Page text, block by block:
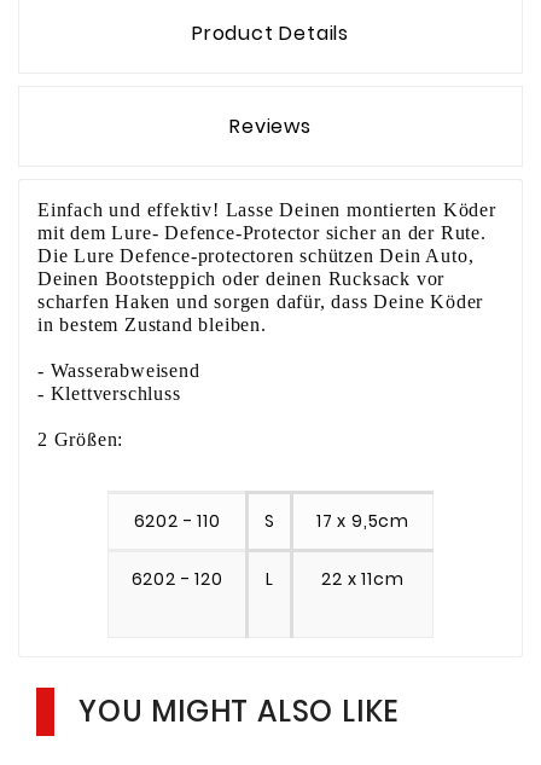
Product Details
Reviews
Einfach und effektiv! Lasse Deinen montierten Köder
mit dem Lure- Defence-Protector sicher an der Rute.
Die Lure Defence-protectoren schützen Dein Auto,
Deinen Bootsteppich oder deinen Rucksack vor
scharfen Haken und sorgen dafür, dass Deine Köder
in bestem Zustand bleiben.
- Wasserabweisend
- Klettverschluss
2 Größen:
6202 - 110 S 17 x 9,5cm
6202 - 120 L 22 x 11cm
YOU MIGHT ALSO LIKE